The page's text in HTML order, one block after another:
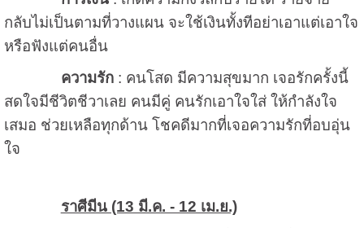
กลับไม่เป็นตามที่วางแผน จะใช้เงินทั้งทีอย่าเอาแต่เอาใจ
หรือฟังแต่คนอื่น
ความรัก: คนโสด มีความสุขมาก เจอรักครั้งนี้
สดใจมีชีวิตชีวาเลย คนมีคู่ คนรักเอาใจใส่ ให้กำลังใจ
เสมอ ช่วยเหลือทุกด้าน โชคดีมากที่เจอความรักที่อบอุ่น
ใจ
ราศีมีน (13 มี.ค. - 12 เม.ย.)